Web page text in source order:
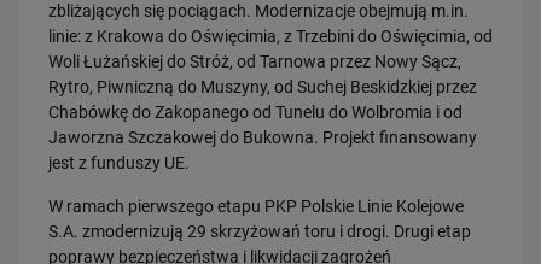
zbliżających się pociągach. Modernizacje obejmują m.in.
linie: z Krakowa do Oświęcimia, z Trzebini do Oświęcimia, od
Woli Łużańskiej do Stróż, od Tarnowa przez Nowy Sącz,
Rytro, Piwniczną do Muszyny, od Suchej Beskidzkiej przez
Chabówkę do Zakopanego od Tunelu do Wolbromia i od
Jaworzna Szczakowej do Bukowna. Projekt finansowany
jest z funduszy UE.
W ramach pierwszego etapu PKP Polskie Linie Kolejowe
S.A. zmodernizują 29 skrzyżowań toru i drogi. Drugi etap
poprawy bezpieczeństwa i likwidacji zagrożeń
31.07.2026
Dobre zmiany dla mieszkańców Katowic. Gotowy jest ważny wiadukt
drogowy
PRZECZYTAJ